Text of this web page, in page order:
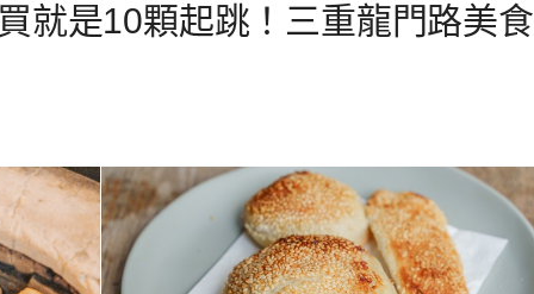
就是10顆起跳！三重龍門路美食